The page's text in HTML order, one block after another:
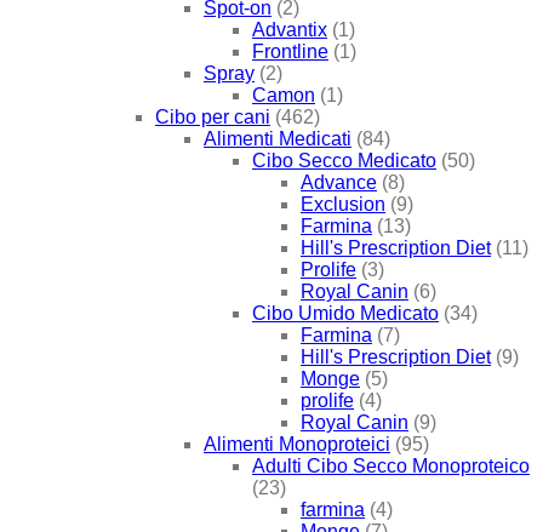
Spot-on (2)
Advantix (1)
Frontline (1)
Spray (2)
Camon (1)
Cibo per cani (462)
Alimenti Medicati (84)
Cibo Secco Medicato (50)
Advance (8)
Exclusion (9)
Farmina (13)
Hill's Prescription Diet (11)
Prolife (3)
Royal Canin (6)
Cibo Umido Medicato (34)
Farmina (7)
Hill's Prescription Diet (9)
Monge (5)
prolife (4)
Royal Canin (9)
Alimenti Monoproteici (95)
Adulti Cibo Secco Monoproteico
(23)
farmina (4)